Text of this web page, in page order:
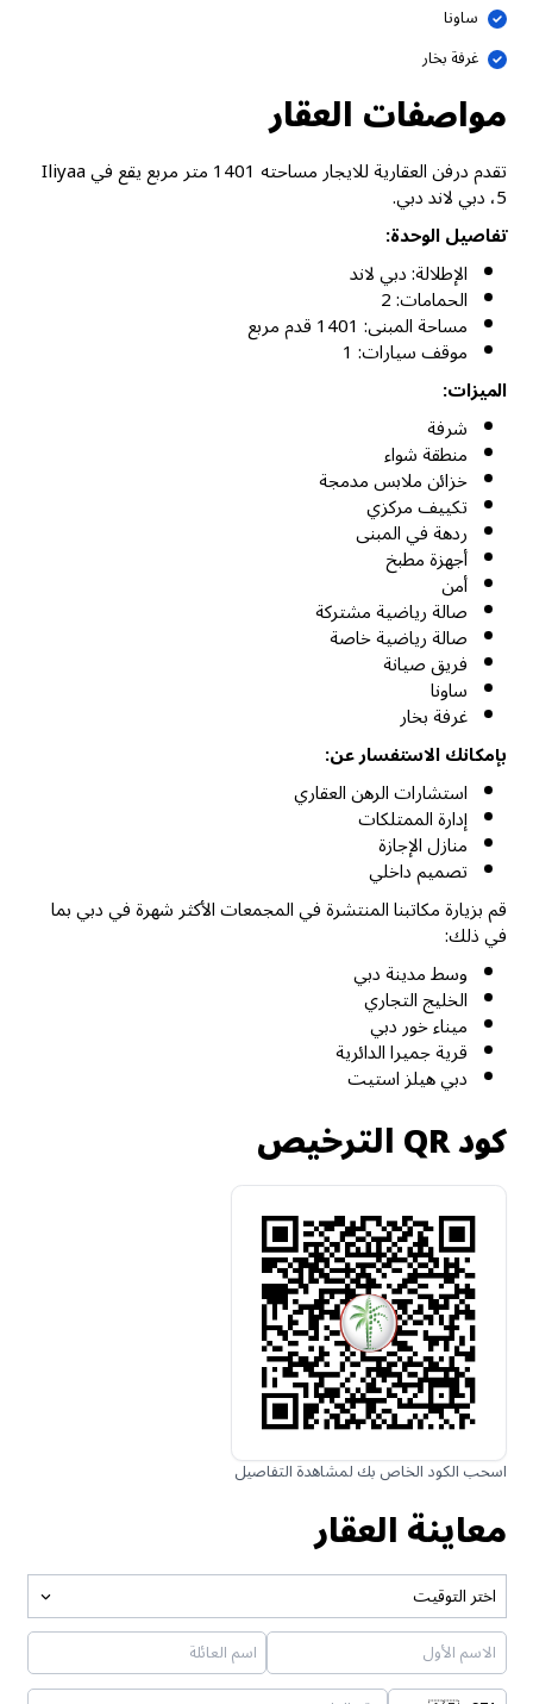
ساونا
غرفة بخار
مواصفات العقار
تقدم درفن العقارية للايجار مساحته 1401 متر مربع يقع في Iliyaa
5، دبي لاند دبي.
تفاصيل الوحدة:
الإطلالة: دبي لاند
الحمامات: 2
مساحة المبنى: 1401 قدم مربع
موقف سيارات: 1
الميزات:
شرفة
منطقة شواء
خزائن ملابس مدمجة
تكييف مركزي
ردهة في المبنى
أجهزة مطبخ
أمن
صالة رياضية مشتركة
صالة رياضية خاصة
فريق صيانة
ساونا
غرفة بخار
بإمكانك الاستفسار عن:
استشارات الرهن العقاري
إدارة الممتلكات
منازل الإجازة
تصميم داخلي
قم بزيارة مكاتبنا المنتشرة في المجمعات الأكثر شهرة في دبي بما
في ذلك:
وسط مدينة دبي
الخليج التجاري
ميناء خور دبي
قرية جميرا الدائرية
دبي هيلز استيت
كود QR الترخيص
اسحب الكود الخاص بك لمشاهدة التفاصيل
معاينة العقار
اختر التوقيت